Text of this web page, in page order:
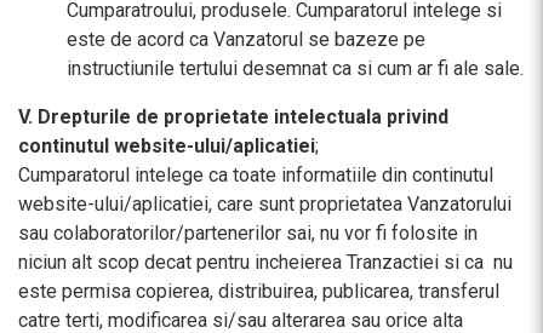
Cumparatroului, produsele. Cumparatorul intelege si
este de acord ca Vanzatorul se bazeze pe
instructiunile tertului desemnat ca si cum ar fi ale sale.
V. Drepturile de proprietate intelectuala privind
continutul website-ului/aplicatiei;
Cumparatorul intelege ca toate informatiile din continutul
website-ului/aplicatiei, care sunt proprietatea Vanzatorului
sau colaboratorilor/partenerilor sai, nu vor fi folosite in
niciun alt scop decat pentru incheierea Tranzactiei si ca nu
este permisa copierea, distribuirea, publicarea, transferul
catre terti, modificarea si/sau alterarea sau orice alta